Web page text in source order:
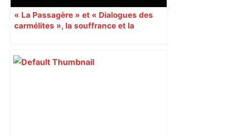
« La Passagère » et « Dialogues des
carmélites », la souffrance et la